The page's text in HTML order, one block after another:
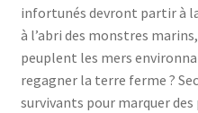
infortunés devront partir à
à l’abri des monstres
peuplent les mers
regagner la terre ferme ?
survivants pour marquer